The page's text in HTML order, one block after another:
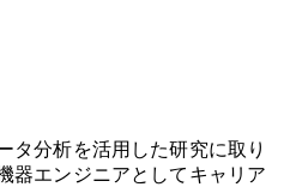
タ分析を活用した研究に取り
器エンジニアとしてキャリア